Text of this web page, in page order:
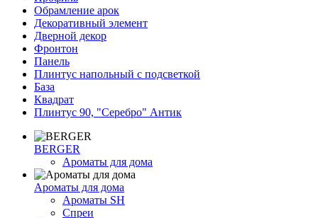
Обрамление арок
Декоративный элемент
Дверной декор
Фронтон
Панель
Плинтус напольный с подсветкой
База
Квадрат
Плинтус 90, "Серебро" Антик
BERGER
Ароматы для дома
Ароматы для дома
Ароматы SH
Спреи